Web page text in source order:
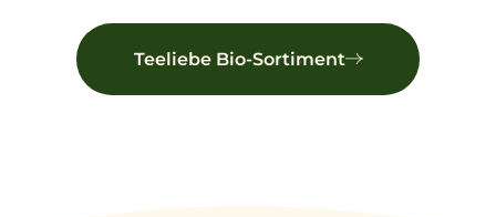
Teeliebe Bio-Sortiment